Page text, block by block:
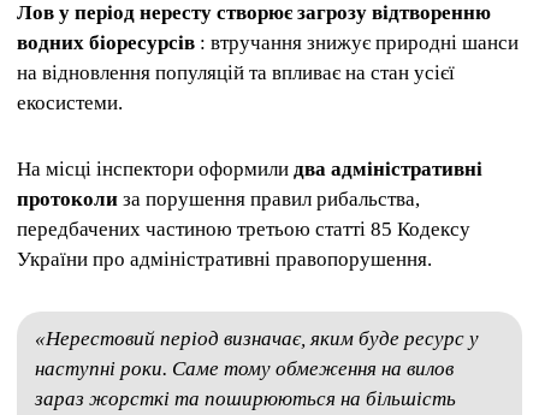
Лов у період нересту створює загрозу відтворенню
водних біоресурсів : втручання знижує природні шанси
на відновлення популяцій та впливає на стан усієї
екосистеми.
На місці інспектори оформили два адміністративні
протоколи за порушення правил рибальства,
передбачених частиною третьою статті 85 Кодексу
України про адміністративні правопорушення.
«Нерестовий період визначає, яким буде ресурс у
наступні роки. Саме тому обмеження на вилов
зараз жорсткі та поширюються на більшість